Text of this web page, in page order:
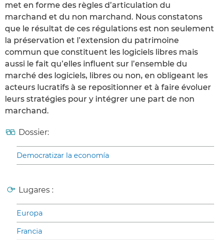
met en forme des règles d’articulation du
marchand et du non marchand. Nous constatons
que le résultat de ces régulations est non seulement
la préservation et l’extension du patrimoine
commun que constituent les logiciels libres mais
aussi le fait qu’elles influent sur l’ensemble du
marché des logiciels, libres ou non, en obligeant les
acteurs lucratifs à se repositionner et à faire évoluer
leurs stratégies pour y intégrer une part de non
marchand.
Dossier:
Democratizar la economía
Lugares :
Europa
Francia